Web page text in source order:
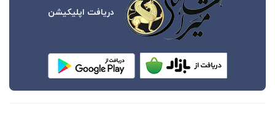
دریافت اپلیکیشن